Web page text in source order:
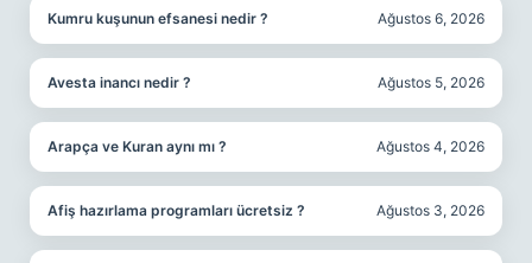
Kumru kuşunun efsanesi nedir ? Ağustos 6, 2026
Avesta inancı nedir ? Ağustos 5, 2026
Arapça ve Kuran aynı mı ? Ağustos 4, 2026
Afiş hazırlama programları ücretsiz ? Ağustos 3, 2026